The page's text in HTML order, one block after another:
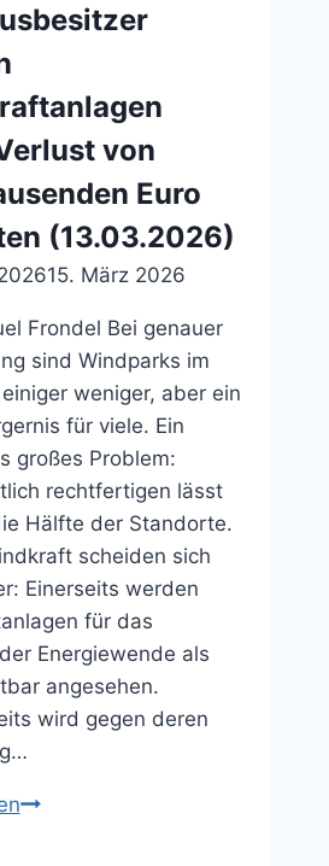
von
Euro
(13.03.2026)
15. März 2026
Frondel Bei genauer
sind Windparks im
weniger, aber ein
für viele. Ein
großes Problem:
rechtfertigen lässt
Hälfte der Standorte.
scheiden sich
Einerseits werden
für das
Energiewende als
angesehen.
wird gegen deren
Für